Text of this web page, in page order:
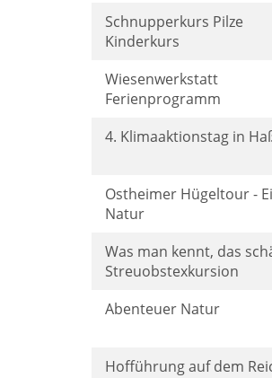
Schnupperkurs Pilze
Kinderkurs
Wiesenwerkstatt
Ferienprogramm
4. Klimaaktionstag in
Ostheimer Hügeltour -
Natur
Was man kennt, das
Streuobstexkursion
Abenteuer Natur
Hofführung auf dem